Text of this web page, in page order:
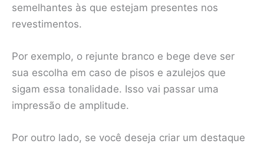
semelhantes às que estejam presentes nos
revestimentos.
Por exemplo, o rejunte branco e bege deve ser
sua escolha em caso de pisos e azulejos que
sigam essa tonalidade. Isso vai passar uma
impressão de amplitude.
Por outro lado, se você deseja criar um destaque